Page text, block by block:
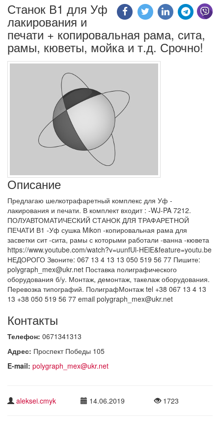
Станок В1 для Уф
лакирования и
печати + копировальная рама, сита,
рамы, кюветы, мойка и т.д. Срочно!
Описание
Предлагаю шелкотрафаретный комплекс для Уф -
лакирования и печати. В комплект входит : -WJ-PA 7212.
ПОЛУАВТОМАТИЧЕСКИЙ СТАНОК ДЛЯ ТРАФАРЕТНОЙ
ПЕЧАТИ В1 -Уф сушка Mikon -копировальная рама для
засветки сит -сита, рамы с которыми работали -ванна -кювета
https://www.youtube.com/watch?v=uunfUl-HElE&feature=youtu.be
НЕДОРОГО Звоните: 067 13 4 13 13 050 519 56 77 Пишите:
polygraph_mex@ukr.net Поставка полиграфического
оборудования б/у. Монтаж, демонтаж, такелаж оборудования.
Перевозка типографий. ПолиграфМонтаж tel +38 067 13 4 13
13 +38 050 519 56 77 email polygraph_mex@ukr.net
Контакты
Телефон: 0671341313
Адрес: Проспект Победы 105
E-mail: polygraph_mex@ukr.net
aleksei.cmyk 14.06.2019 1723